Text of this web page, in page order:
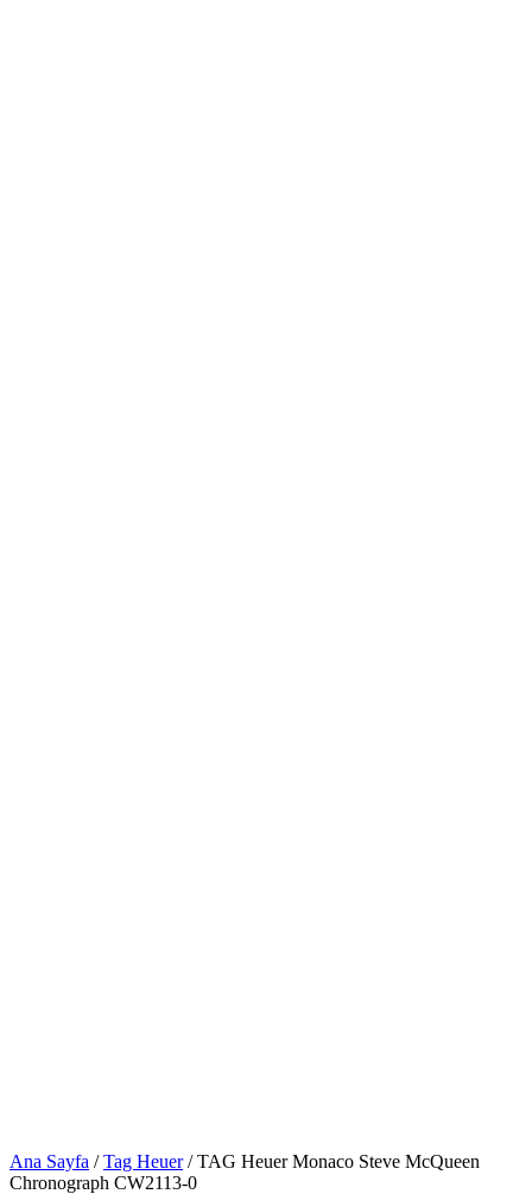
Ana Sayfa /Tag Heuer/ TAG Heuer Monaco Steve McQueen
Chronograph CW2113-0